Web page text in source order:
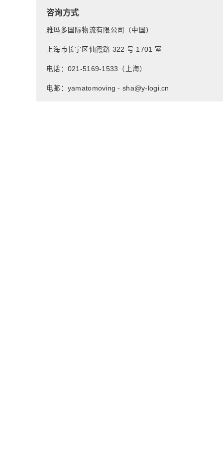
咨询方式
雅玛多国际物流有限公司（中国）
上海市长宁区仙霞路 322 号 1701 室
电话：021-5169-1533（上海）
电邮：yamatomoving - sha@y-logi.cn